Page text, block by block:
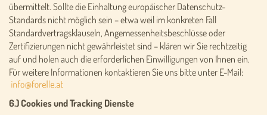
übermittelt. Sollte die Einhaltung europäischer Datenschutz-
Standards nicht möglich sein – etwa weil im konkreten Fall
Standardvertragsklauseln, Angemessenheitsbeschlüsse oder
Zertifizierungen nicht gewährleistet sind – klären wir Sie rechtzeitig
auf und holen auch die erforderlichen Einwilligungen von Ihnen ein.
Für weitere Informationen kontaktieren Sie uns bitte unter E-Mail:
6.) Cookies und Tracking Dienste